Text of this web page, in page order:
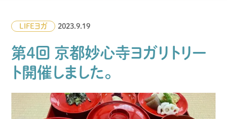
LIFEヨガ 2023.9.19
第4回 京都妙心寺ヨガリトリー
ト開催しました。